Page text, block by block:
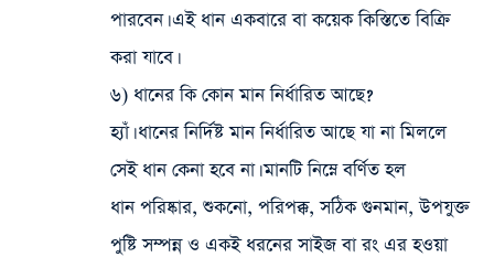
পারবেন। এই ধান একবারে বা কয়েক কিস্তিতে বিক্রি
করা যাবে।
৬) ধানের কি কোন মান নির্ধারিত আছে?
হ্যাঁ। ধানের নির্দিষ্ট মান নির্ধারিত আছে যা না মিললে
সেই ধান কেনা হবে না। মানটি নিম্নে বর্ণিত হল
ধান পরিষ্কার, শুকনো, পরিপক্ক, সঠিক গুনমান, উপযুক্ত
পুষ্টি সম্পন্ন ও একই ধরনের সাইজ বা রং এর হওয়া